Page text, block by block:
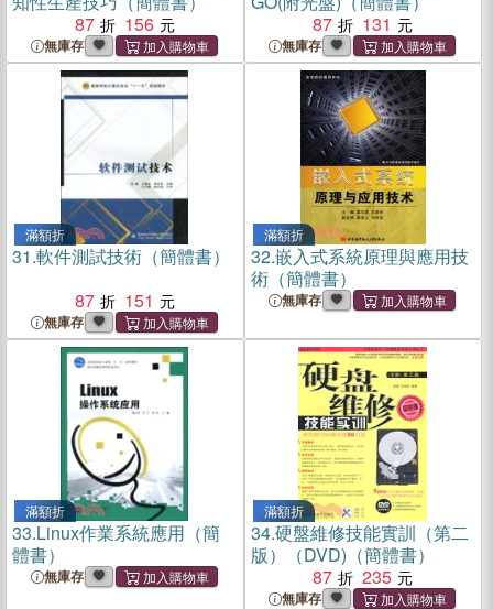
87
156
無庫存
87
131
無庫存
滿額折
31.軟件測試技術（簡體書）
87
151
無庫存
滿額折
32.嵌入式系統原理與應用技
術（簡體書）
無庫存
滿額折
33.Linux作業系統應用（簡
體書）
無庫存
滿額折
34.硬盤維修技能實訓（第二
版）（DVD)（簡體書）
87
235
無庫存